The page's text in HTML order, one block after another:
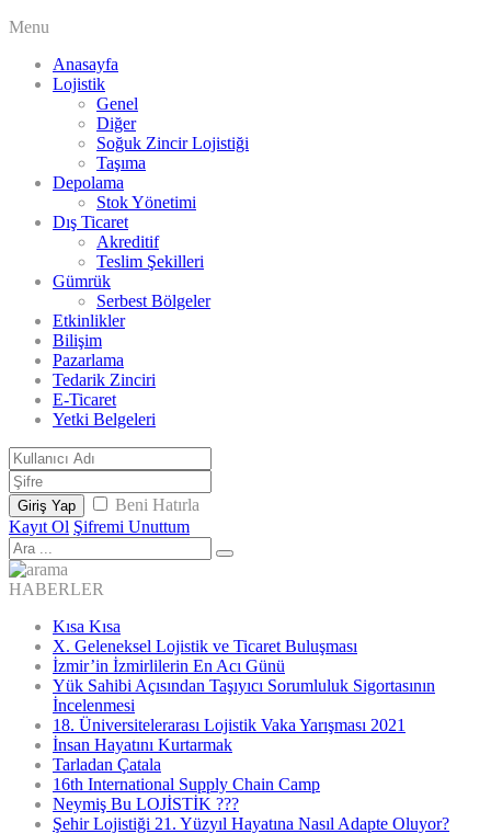
Menu
Anasayfa
Lojistik
Genel
Diğer
Soğuk Zincir Lojistiği
Taşıma
Depolama
Stok Yönetimi
Dış Ticaret
Akreditif
Teslim Şekilleri
Gümrük
Serbest Bölgeler
Etkinlikler
Bilişim
Pazarlama
Tedarik Zinciri
E-Ticaret
Yetki Belgeleri
Giriş Yap
Beni Hatırla
Kayıt Ol Şifremi Unuttum
HABERLER
Kısa Kısa
X. Geleneksel Lojistik ve Ticaret Buluşması
İzmir’in İzmirlilerin En Acı Günü
Yük Sahibi Açısından Taşıyıcı Sorumluluk Sigortasının
İncelenmesi
18. Üniversitelerarası Lojistik Vaka Yarışması 2021
İnsan Hayatını Kurtarmak
Tarladan Çatala
16th International Supply Chain Camp
Neymiş Bu LOJİSTİK ???
Şehir Lojistiği 21. Yüzyıl Hayatına Nasıl Adapte Oluyor?